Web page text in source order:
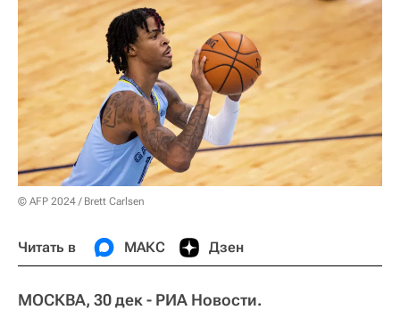
© AFP 2024 / Brett Carlsen
Читать в МАКС Дзен
МОСКВА, 30 дек - РИА Новости.